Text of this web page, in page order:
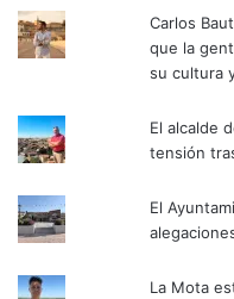
Carlos
que la
su cultura
El alcalde
tensión
El
La Mota